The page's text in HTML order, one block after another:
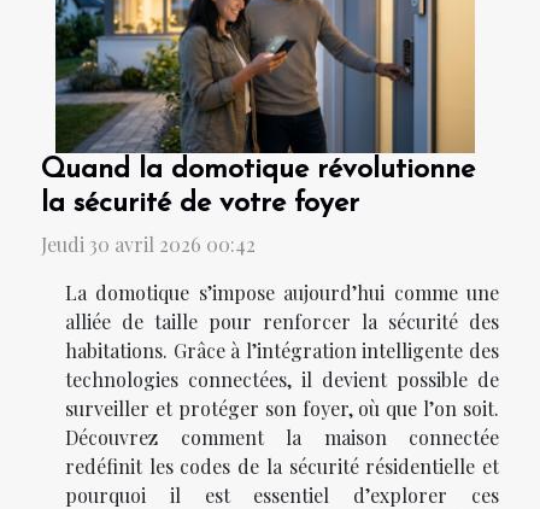
Quand la domotique révolutionne
la sécurité de votre foyer
Jeudi 30 avril 2026 00:42
La domotique s’impose aujourd’hui comme une
alliée de taille pour renforcer la sécurité des
habitations. Grâce à l’intégration intelligente des
technologies connectées, il devient possible de
surveiller et protéger son foyer, où que l’on soit.
Découvrez comment la maison connectée
redéfinit les codes de la sécurité résidentielle et
pourquoi il est essentiel d’explorer ces